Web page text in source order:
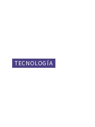
TECNOLOGÍA